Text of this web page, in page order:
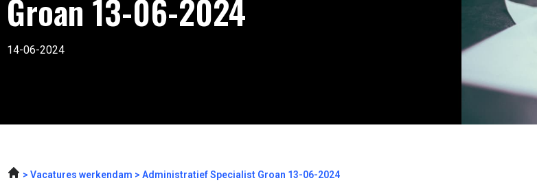
Groan 13-06-2024
14-06-2024
Vacatures werkendam Administratief Specialist Groan 13-06-2024